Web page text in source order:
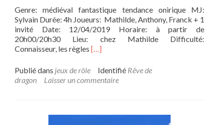
»
14)
Genre: médiéval fantastique tendance onirique MJ:
Sylvain Durée: 4h Joueurs: Mathilde, Anthony, Franck + 1
invité Date: 12/04/2019 Horaire: à partir de
20h00/20h30 Lieu: chez Mathilde Difficulté:
Connaisseur, les règles En
plus
sur[Campagne]
une
[…]
Publié dans jeux de rôle Identifié Rêve de
dragon
Laisser un commentaire